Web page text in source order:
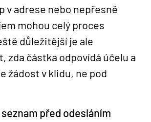
v adrese nebo nepřesně
mohou celý proces
důležitější je ale
zda částka odpovídá účelu a
žádost v klidu, ne pod
před odesláním